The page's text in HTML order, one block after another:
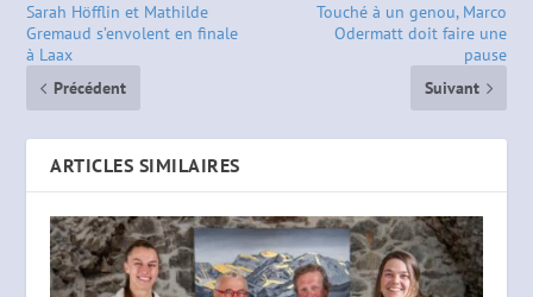
Sarah Höfflin et Mathilde
Gremaud s’envolent en finale
à Laax
Précédent
Touché à un genou, Marco
Odermatt doit faire une
pause
Suivant
ARTICLES SIMILAIRES